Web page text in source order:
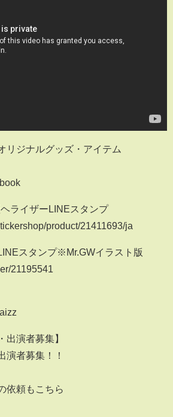
リジナルグッズ・アイテム ∞
ライザーLINEスタンプ
product/21411693/ja
スタンプ※Mr.GWイラスト版
21195541
出演者募集】
者募集！！
依頼もこちら